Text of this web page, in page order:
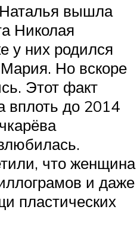
вышла
Николая
у них родился
Но вскоре
Этот факт
вплоть до 2014
что женщина
и даже
пластических